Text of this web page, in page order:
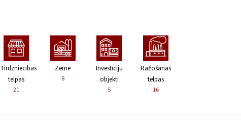
Tirdzniecības
telpas
21
Zeme
8
Investīciju
objekti
5
Ražošanas
telpas
16